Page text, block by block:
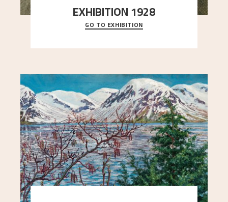
EXHIBITION 1928
When Astrup died in 1928, his friends Moritz Kaland
Simon Thorbjørnsen at the Art Society took
GO TO EXHIBITION